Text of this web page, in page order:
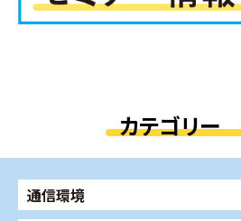
カテゴリー
通信環境